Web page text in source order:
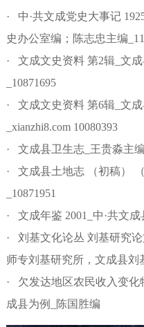
· 中·共文成党史大事记
史办公室编；陈志忠主编
· 文成文史资料 第2辑_文
_10871695
· 文成文史资料 第6辑_文
_xianzhi8.com 10080393
· 文成县卫生志_王贵淼主
· 文成县土地志 （初稿）
_10871951
· 文成年鉴 2001_中·共文
· 刘基文化论丛 刘基研究
师专刘基研究所，文成县刘
· 欠发达地区农民收入变化
成县为例_陈国胜编